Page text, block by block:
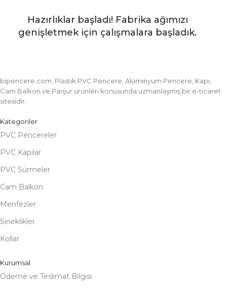
Hazırlıklar başladı! Fabrika ağımızı
genişletmek için çalışmalara başladık.
bipencere.com, Plastik PVC Pencere, Alüminyum Pencere, Kapı,
Cam Balkon ve Panjur ürünleri konusunda uzmanlaşmış bir e-ticaret
sitesidir.
Kategoriler
PVC Pencereler
PVC Kapılar
PVC Sürmeler
Cam Balkon
Menfezler
Sineklikler
Kollar
Kurumsal
Ödeme ve Teslimat Bilgisi